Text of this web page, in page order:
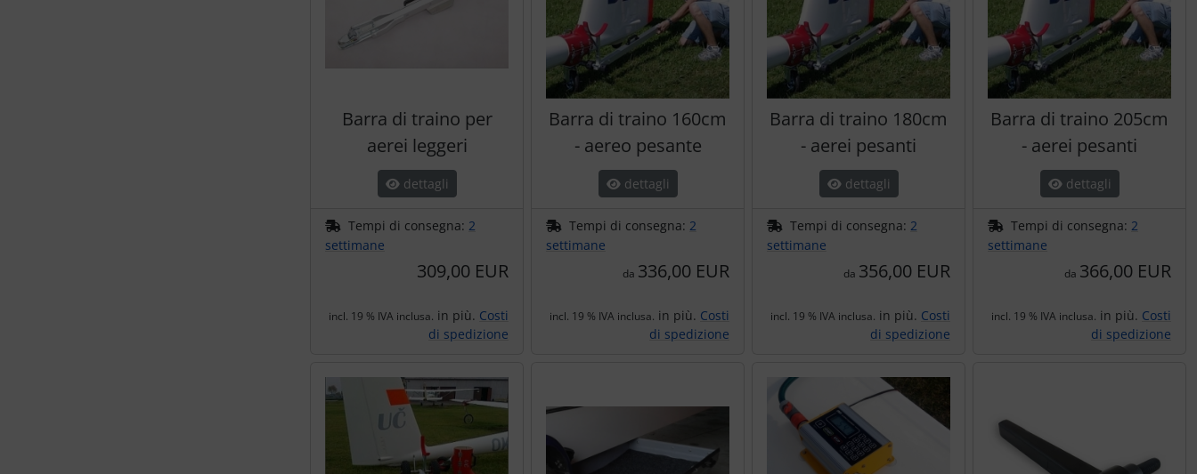
Barra di traino per
aerei leggeri
dettagli
Tempi di consegna: 2
settimane
309,00 EUR
incl. 19 % IVA inclusa. in più. Costi
di spedizione
Barra di traino 160cm
- aereo pesante
dettagli
Tempi di consegna: 2
settimane
da 336,00 EUR
incl. 19 % IVA inclusa. in più. Costi
di spedizione
Barra di traino 180cm
- aerei pesanti
dettagli
Tempi di consegna: 2
settimane
da 356,00 EUR
incl. 19 % IVA inclusa. in più. Costi
di spedizione
Barra di traino 205cm
- aerei pesanti
dettagli
Tempi di consegna: 2
settimane
da 366,00 EUR
incl. 19 % IVA inclusa. in più. Costi
di spedizione